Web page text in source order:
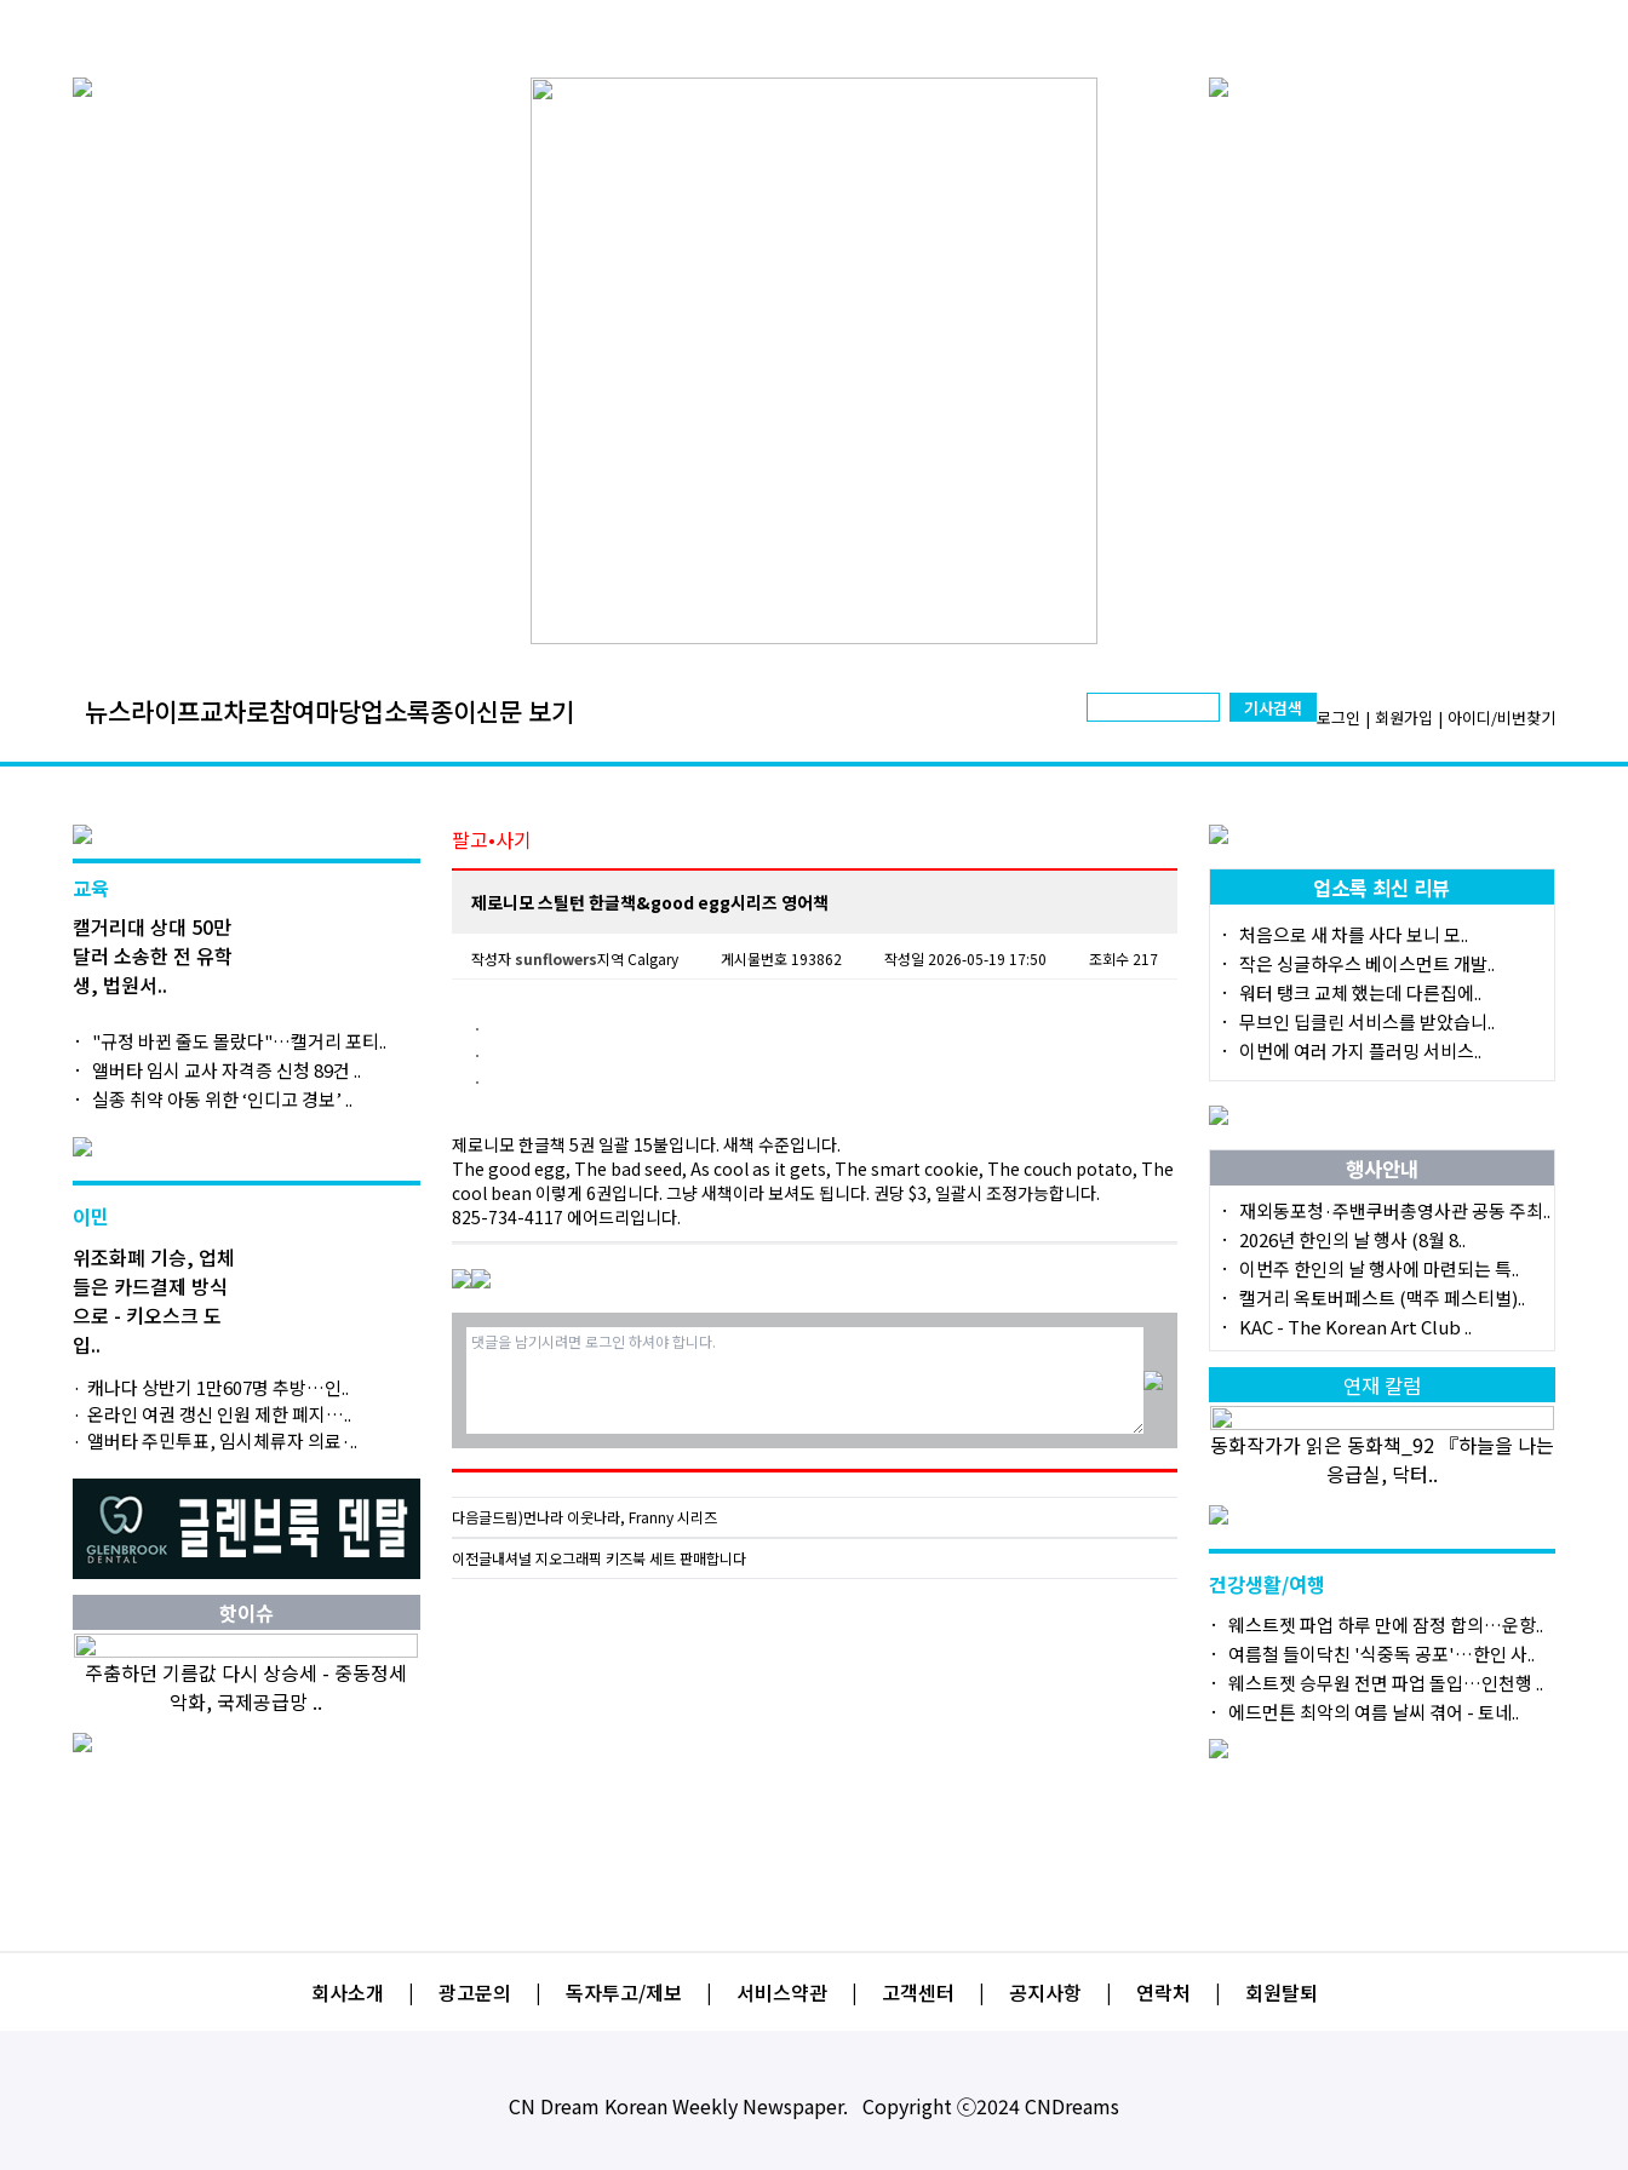
뉴스라이프교차로참여마당업소록종이신문 보기 기사검색 로그인 | 회원가입 | 아이디/비번찾기
교육
캘거리대 상대 50만
달러 소송한 전 유학
생, 법원서..
"규정 바뀐 줄도 몰랐다"…캘거리 포티..
앨버타 임시 교사 자격증 신청 89건 ..
실종 취약 아동 위한 ‘인디고 경보’ ..
이민
위조화폐 기승, 업체
들은 카드결제 방식
으로 - 키오스크 도
입..
캐나다 상반기 1만607명 추방…인..
온라인 여권 갱신 인원 제한 폐지…..
앨버타 주민투표, 임시체류자 의료·..
핫이슈
주춤하던 기름값 다시 상승세 - 중동정세
악화, 국제공급망 ..
팔고•사기
제로니모 스틸턴 한글책&good egg시리즈 영어책
작성자 sunflowers지역 Calgary 게시물번호 193862 작성일 2026-05-19 17:50 조회수 217
제로니모 한글책 5권 일괄 15불입니다. 새책 수준입니다.
The good egg, The bad seed, As cool as it gets, The smart cookie, The couch potato, The
cool bean 이렇게 6권입니다. 그냥 새책이라 보셔도 됩니다. 권당 $3, 일괄시 조정가능합니다.
825-734-4117 에어드리입니다.
다음글드림)먼나라 이웃나라, Franny 시리즈
이전글내셔널 지오그래픽 키즈북 세트 판매합니다
업소록 최신 리뷰
처음으로 새 차를 사다 보니 모..
작은 싱글하우스 베이스먼트 개발..
워터 탱크 교체 했는데 다른집에..
무브인 딥클린 서비스를 받았습니..
이번에 여러 가지 플러밍 서비스..
행사안내
재외동포청·주밴쿠버총영사관 공동 주최..
2026년 한인의 날 행사 (8월 8..
이번주 한인의 날 행사에 마련되는 특..
캘거리 옥토버페스트 (맥주 페스티벌)..
KAC - The Korean Art Club ..
연재 칼럼
동화작가가 읽은 동화책_92 『하늘을 나는
응급실, 닥터..
건강생활/여행
웨스트젯 파업 하루 만에 잠정 합의…운항..
여름철 들이닥친 '식중독 공포'…한인 사..
웨스트젯 승무원 전면 파업 돌입…인천행 ..
에드먼튼 최악의 여름 날씨 겪어 - 토네..
회사소개 | 광고문의 | 독자투고/제보 | 서비스약관 | 고객센터 | 공지사항 | 연락처 | 회원탈퇴
CN Dream Korean Weekly Newspaper. Copyright ⓒ2024 CNDreams